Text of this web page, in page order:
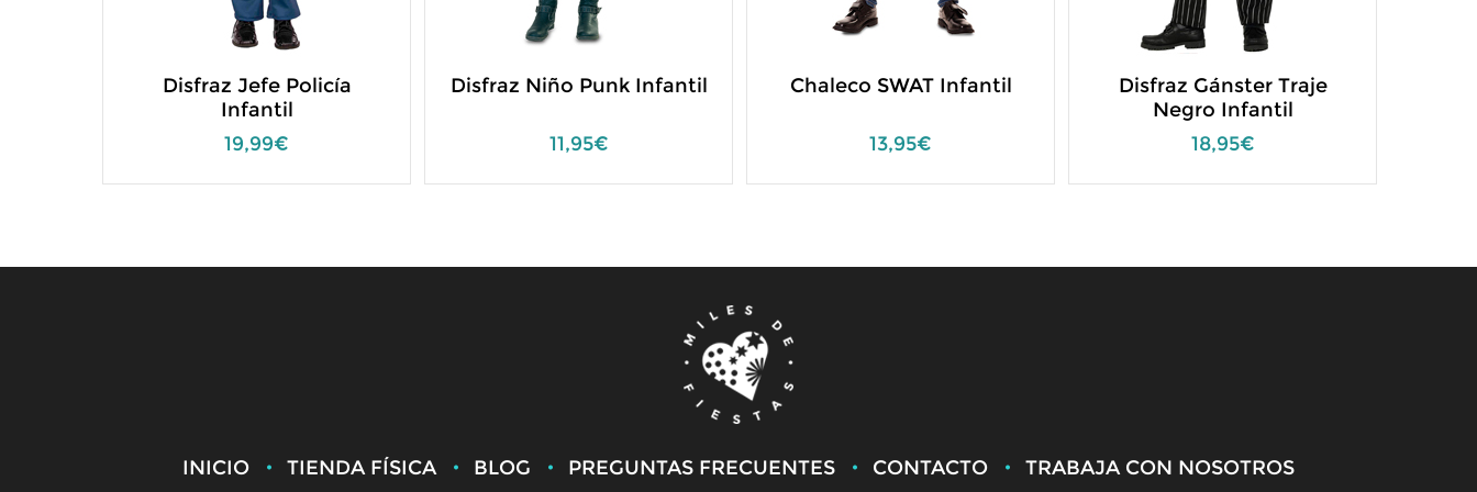
Disfraz Jefe Policía
Infantil
19,99€
Disfraz Niño Punk Infantil
11,95€
Chaleco SWAT Infantil
13,95€
Disfraz Gánster Traje
Negro Infantil
18,95€
INICIO TIENDA FÍSICA BLOG PREGUNTAS FRECUENTES CONTACTO TRABAJA CON NOSOTROS